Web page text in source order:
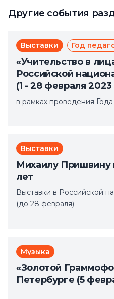
Другие события
Выставки Год
«Учительство в
Российской
(1 - 28 февраля 2023
в рамках проведения
Выставки
Михаилу Пришвину
лет
Выставки в Российской
(до 28 февраля)
Музыка
«Золотой
Петербурге (5